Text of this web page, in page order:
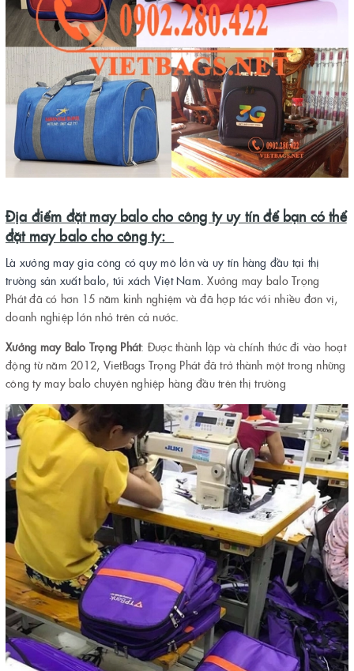
Địa điểm đặt may balo cho công ty uy tín để bạn có thể
đặt may balo cho công ty:
Là xưởng may gia công có quy mô lớn và uy tín hàng đầu tại thị
trường sản xuất balo, túi xách Việt Nam.Xưởng may balo Trọng
Phát đã có hơn 15 năm kinh nghiệm và đã hợp tác với nhiều đơn vị,
doanh nghiệp lớn nhỏ trên cả nước.
Xưởng may Balo Trọng Phát: Được thành lập và chính thức đi vào hoạt
động từ năm 2012, VietBags Trọng Phát đã trở thành một trong những
công ty may balo chuyên nghiệp hàng đầu trên thị trường